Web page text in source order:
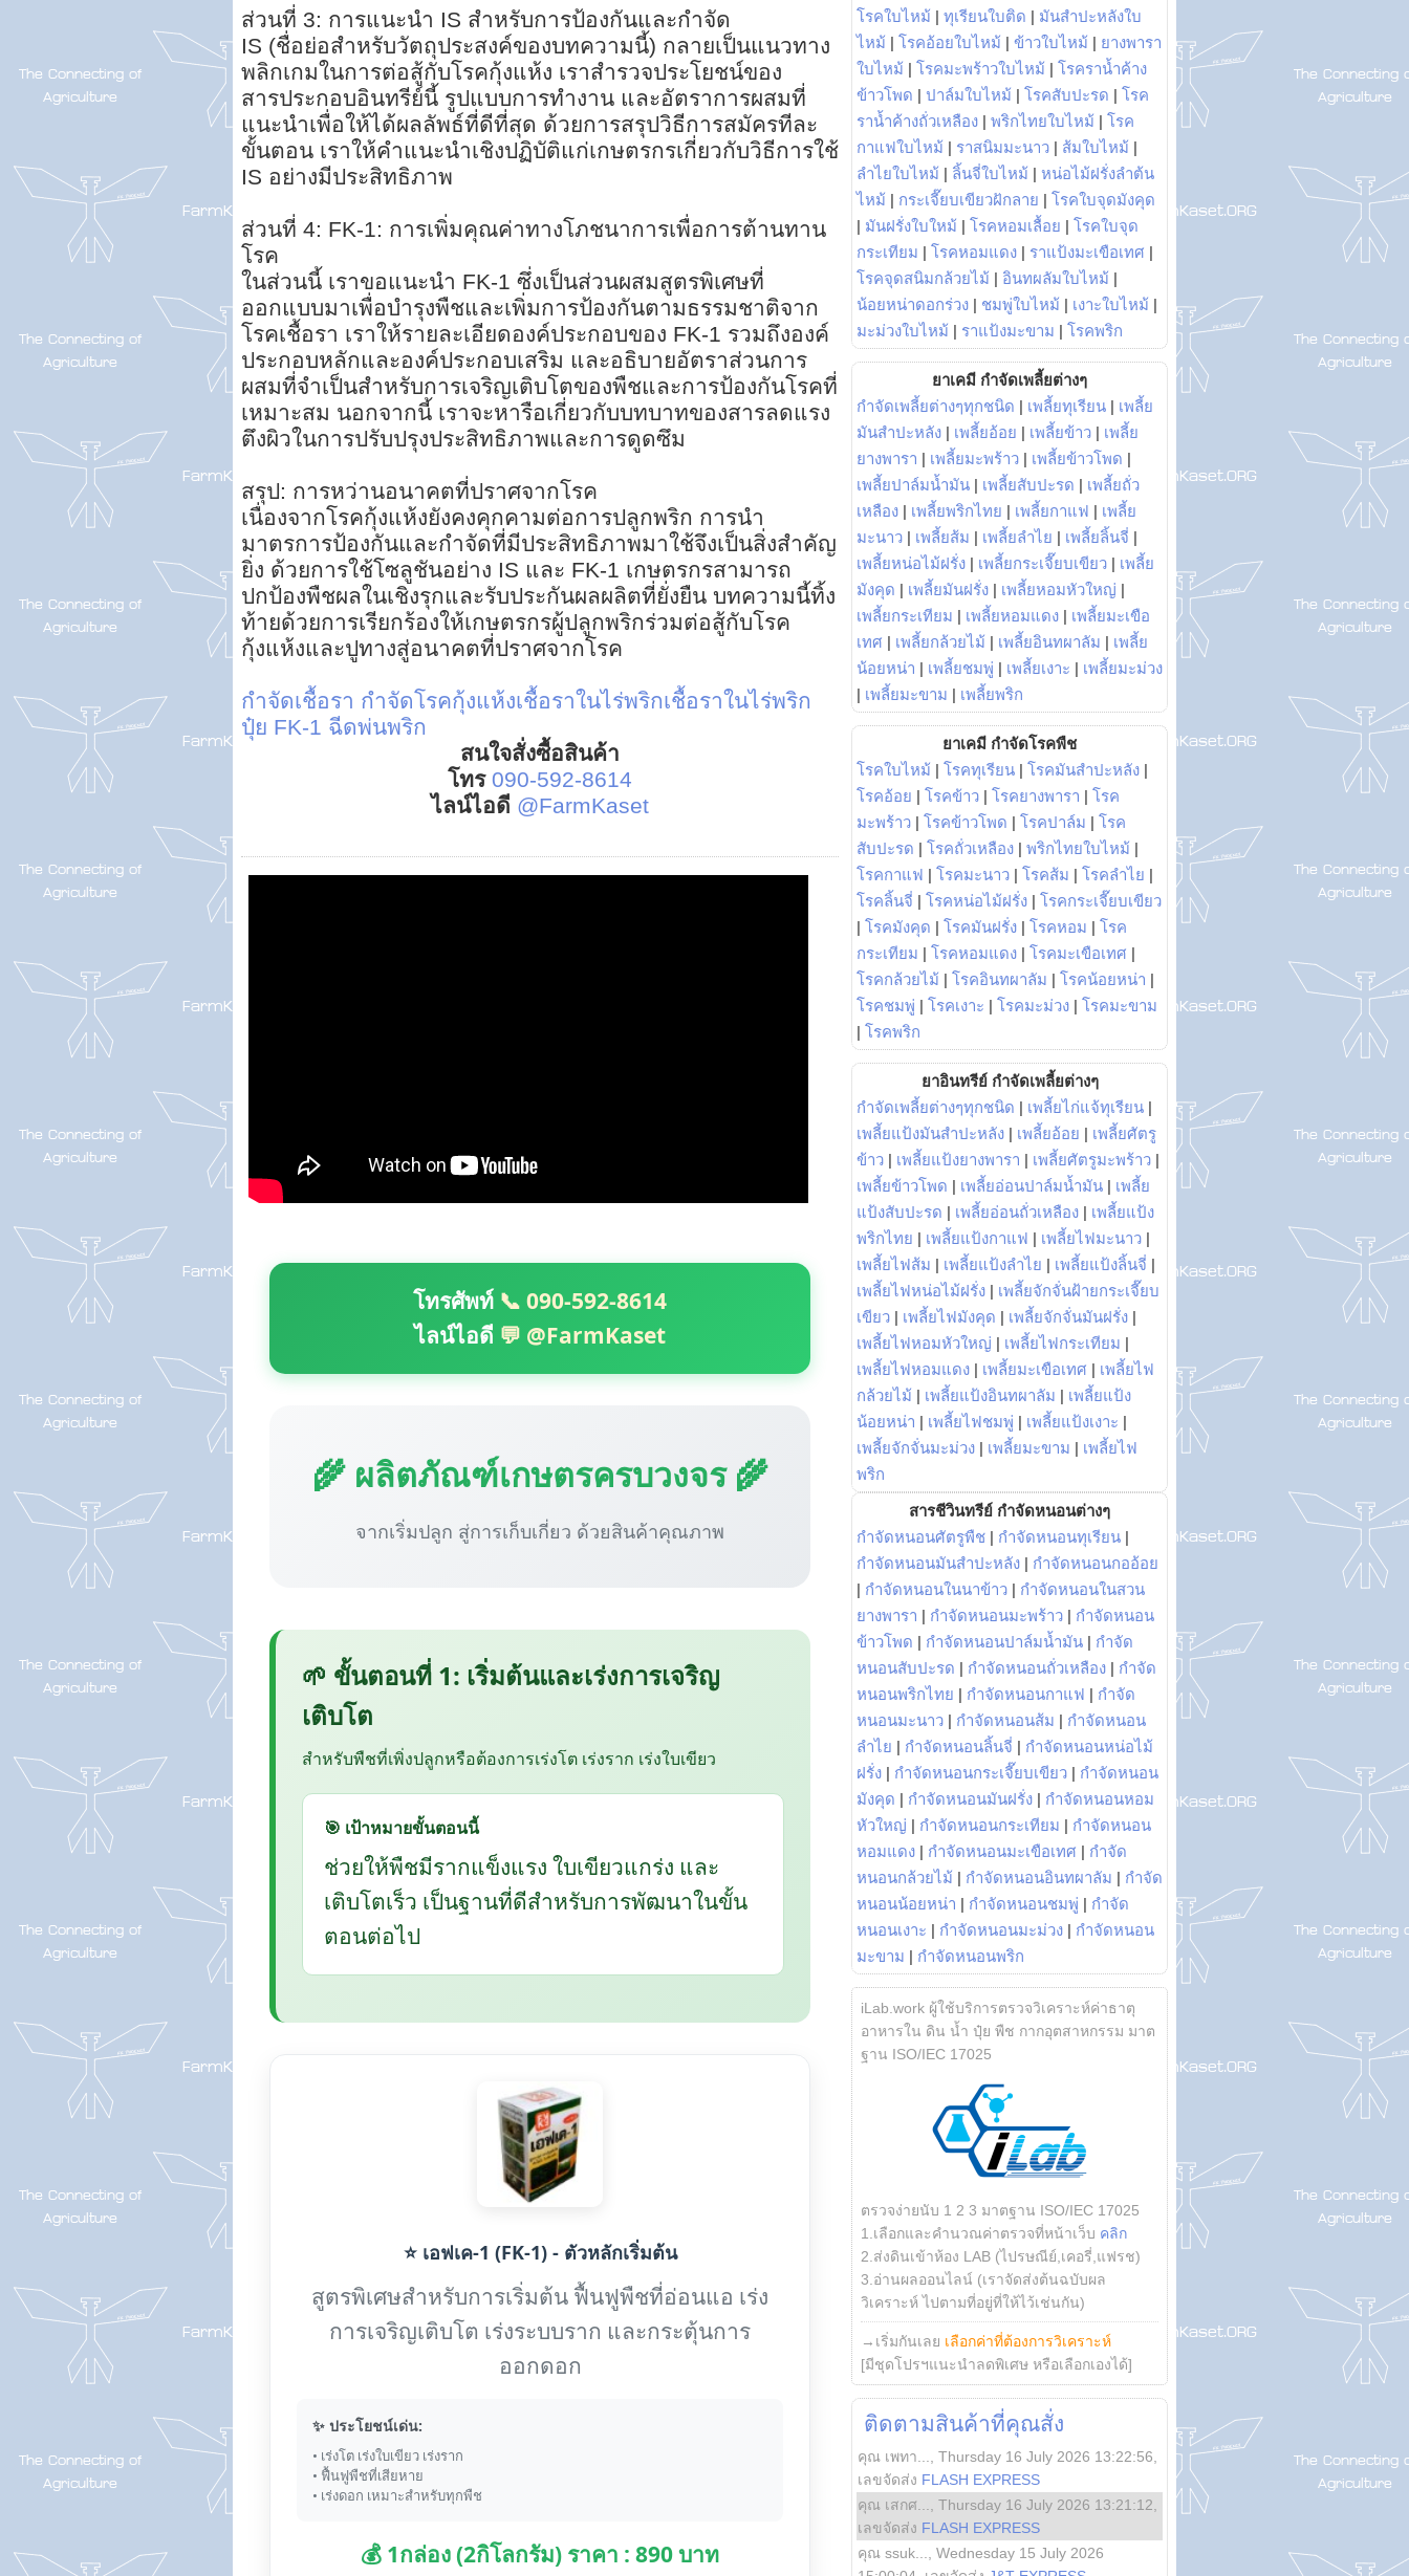
ส่วนที่ 3: การแนะนำ IS สำหรับการป้องกันและกำจัด
IS (ชื่อย่อสำหรับวัตถุประสงค์ของบทความนี้) กลายเป็นแนวทาง
พลิกเกมในการต่อสู้กับโรคกุ้งแห้ง เราสำรวจประโยชน์ของ
สารประกอบอินทรีย์นี้ รูปแบบการทำงาน และอัตราการผสมที่
แนะนำเพื่อให้ได้ผลลัพธ์ที่ดีที่สุด ด้วยการสรุปวิธีการสมัครทีละ
ขั้นตอน เราให้คำแนะนำเชิงปฏิบัติแก่เกษตรกรเกี่ยวกับวิธีการใช้
IS อย่างมีประสิทธิภาพ
ส่วนที่ 4: FK-1: การเพิ่มคุณค่าทางโภชนาการเพื่อการต้านทาน
โรค
ในส่วนนี้ เราขอแนะนำ FK-1 ซึ่งเป็นส่วนผสมสูตรพิเศษที่
ออกแบบมาเพื่อบำรุงพืชและเพิ่มการป้องกันตามธรรมชาติจาก
โรคเชื้อรา เราให้รายละเอียดองค์ประกอบของ FK-1 รวมถึงองค์
ประกอบหลักและองค์ประกอบเสริม และอธิบายอัตราส่วนการ
ผสมที่จำเป็นสำหรับการเจริญเติบโตของพืชและการป้องกันโรคที่
เหมาะสม นอกจากนี้ เราจะหารือเกี่ยวกับบทบาทของสารลดแรง
ตึงผิวในการปรับปรุงประสิทธิภาพและการดูดซึม
สรุป: การหว่านอนาคตที่ปราศจากโรค
เนื่องจากโรคกุ้งแห้งยังคงคุกคามต่อการปลูกพริก การนำ
มาตรการป้องกันและกำจัดที่มีประสิทธิภาพมาใช้จึงเป็นสิ่งสำคัญ
ยิ่ง ด้วยการใช้โซลูชันอย่าง IS และ FK-1 เกษตรกรสามารถ
ปกป้องพืชผลในเชิงรุกและรับประกันผลผลิตที่ยั่งยืน บทความนี้ทิ้ง
ท้ายด้วยการเรียกร้องให้เกษตรกรผู้ปลูกพริกร่วมต่อสู้กับโรค
กุ้งแห้งและปูทางสู่อนาคตที่ปราศจากโรค
กำจัดเชื้อรา กำจัดโรคกุ้งแห้งเชื้อราในไร่พริกเชื้อราในไร่พริก
ปุ๋ย FK-1 ฉีดพ่นพริก
สนใจสั่งซื้อสินค้า
โทร 090-592-8614
ไลน์ไอดี @FarmKaset
โทรศัพท์ 📞 090-592-8614
ไลน์ไอดี 💬 @FarmKaset
🌾 ผลิตภัณฑ์เกษตรครบวงจร 🌾
จากเริ่มปลูก สู่การเก็บเกี่ยว ด้วยสินค้าคุณภาพ
🌱 ขั้นตอนที่ 1: เริ่มต้นและเร่งการเจริญ
เติบโต
สำหรับพืชที่เพิ่งปลูกหรือต้องการเร่งโต เร่งราก เร่งใบเขียว
🎯 เป้าหมายขั้นตอนนี้
ช่วยให้พืชมีรากแข็งแรง ใบเขียวแกร่ง และ
เติบโตเร็ว เป็นฐานที่ดีสำหรับการพัฒนาในขั้น
ตอนต่อไป
⭐ เอฟเค-1 (FK-1) - ตัวหลักเริ่มต้น
สูตรพิเศษสำหรับการเริ่มต้น ฟื้นฟูพืชที่อ่อนแอ เร่ง
การเจริญเติบโต เร่งระบบราก และกระตุ้นการ
ออกดอก
✨ ประโยชน์เด่น:
• เร่งโต เร่งใบเขียว เร่งราก
• ฟื้นฟูพืชที่เสียหาย
• เร่งดอก เหมาะสำหรับทุกพืช
💰 1กล่อง (2กิโลกรัม) ราคา : 890 บาท
โรคใบไหม้ | ทุเรียนใบติด | มันสำปะหลังใบ
ไหม้ | โรคอ้อยใบไหม้ | ข้าวใบไหม้ | ยางพารา
ใบไหม้ | โรคมะพร้าวใบไหม้ | โรคราน้ำค้าง
ข้าวโพด | ปาล์มใบไหม้ | โรคสับปะรด | โรค
ราน้ำค้างถั่วเหลือง | พริกไทยใบไหม้ | โรค
กาแฟใบไหม้ | ราสนิมมะนาว | ส้มใบไหม้ |
ลำไยใบไหม้ | ลิ้นจี่ใบไหม้ | หน่อไม้ฝรั่งลำต้น
ไหม้ | กระเจี๊ยบเขียวฝักลาย | โรคใบจุดมังคุด
| มันฝรั่งใบใหม้ | โรคหอมเลื้อย | โรคใบจุด
กระเทียม | โรคหอมแดง | ราแป้งมะเขือเทศ |
โรคจุดสนิมกล้วยไม้ | อินทผลัมใบไหม้ |
น้อยหน่าดอกร่วง | ชมพู่ใบไหม้ | เงาะใบไหม้ |
มะม่วงใบไหม้ | ราแป้งมะขาม | โรคพริก
ยาเคมี กำจัดเพลี้ยต่างๆ
กำจัดเพลี้ยต่างๆทุกชนิด | เพลี้ยทุเรียน | เพลี้ย
มันสำปะหลัง | เพลี้ยอ้อย | เพลี้ยข้าว | เพลี้ย
ยางพารา | เพลี้ยมะพร้าว | เพลี้ยข้าวโพด |
เพลี้ยปาล์มน้ำมัน | เพลี้ยสับปะรด | เพลี้ยถั่ว
เหลือง | เพลี้ยพริกไทย | เพลี้ยกาแฟ | เพลี้ย
มะนาว | เพลี้ยส้ม | เพลี้ยลำไย | เพลี้ยลิ้นจี่ |
เพลี้ยหน่อไม้ฝรั่ง | เพลี้ยกระเจี๊ยบเขียว | เพลี้ย
มังคุด | เพลี้ยมันฝรั่ง | เพลี้ยหอมหัวใหญ่ |
เพลี้ยกระเทียม | เพลี้ยหอมแดง | เพลี้ยมะเขือ
เทศ | เพลี้ยกล้วยไม้ | เพลี้ยอินทผาลัม | เพลี้ย
น้อยหน่า | เพลี้ยชมพู่ | เพลี้ยเงาะ | เพลี้ยมะม่วง
| เพลี้ยมะขาม | เพลี้ยพริก
ยาเคมี กำจัดโรคพืช
โรคใบไหม้ | โรคทุเรียน | โรคมันสำปะหลัง |
โรคอ้อย | โรคข้าว | โรคยางพารา | โรค
มะพร้าว | โรคข้าวโพด | โรคปาล์ม | โรค
สับปะรด | โรคถั่วเหลือง | พริกไทยใบไหม้ |
โรคกาแฟ | โรคมะนาว | โรคส้ม | โรคลำไย |
โรคลิ้นจี่ | โรคหน่อไม้ฝรั่ง | โรคกระเจี๊ยบเขียว
| โรคมังคุด | โรคมันฝรั่ง | โรคหอม | โรค
กระเทียม | โรคหอมแดง | โรคมะเขือเทศ |
โรคกล้วยไม้ | โรคอินทผาลัม | โรคน้อยหน่า |
โรคชมพู่ | โรคเงาะ | โรคมะม่วง | โรคมะขาม
| โรคพริก
ยาอินทรีย์ กำจัดเพลี้ยต่างๆ
กำจัดเพลี้ยต่างๆทุกชนิด | เพลี้ยไก่แจ้ทุเรียน |
เพลี้ยแป้งมันสำปะหลัง | เพลี้ยอ้อย | เพลี้ยศัตรู
ข้าว | เพลี้ยแป้งยางพารา | เพลี้ยศัตรูมะพร้าว |
เพลี้ยข้าวโพด | เพลี้ยอ่อนปาล์มน้ำมัน | เพลี้ย
แป้งสับปะรด | เพลี้ยอ่อนถั่วเหลือง | เพลี้ยแป้ง
พริกไทย | เพลี้ยแป้งกาแฟ | เพลี้ยไฟมะนาว |
เพลี้ยไฟส้ม | เพลี้ยแป้งลำไย | เพลี้ยแป้งลิ้นจี่ |
เพลี้ยไฟหน่อไม้ฝรั่ง | เพลี้ยจักจั่นฝ้ายกระเจี๊ยบ
เขียว | เพลี้ยไฟมังคุด | เพลี้ยจักจั่นมันฝรั่ง |
เพลี้ยไฟหอมหัวใหญ่ | เพลี้ยไฟกระเทียม |
เพลี้ยไฟหอมแดง | เพลี้ยมะเขือเทศ | เพลี้ยไฟ
กล้วยไม้ | เพลี้ยแป้งอินทผาลัม | เพลี้ยแป้ง
น้อยหน่า | เพลี้ยไฟชมพู่ | เพลี้ยแป้งเงาะ |
เพลี้ยจักจั่นมะม่วง | เพลี้ยมะขาม | เพลี้ยไฟ
พริก
สารชีวินทรีย์ กำจัดหนอนต่างๆ
กำจัดหนอนศัตรูพืช | กำจัดหนอนทุเรียน |
กำจัดหนอนมันสำปะหลัง | กำจัดหนอนกออ้อย
| กำจัดหนอนในนาข้าว | กำจัดหนอนในสวน
ยางพารา | กำจัดหนอนมะพร้าว | กำจัดหนอน
ข้าวโพด | กำจัดหนอนปาล์มน้ำมัน | กำจัด
หนอนสับปะรด | กำจัดหนอนถั่วเหลือง | กำจัด
หนอนพริกไทย | กำจัดหนอนกาแฟ | กำจัด
หนอนมะนาว | กำจัดหนอนส้ม | กำจัดหนอน
ลำไย | กำจัดหนอนลิ้นจี่ | กำจัดหนอนหน่อไม้
ฝรั่ง | กำจัดหนอนกระเจี๊ยบเขียว | กำจัดหนอน
มังคุด | กำจัดหนอนมันฝรั่ง | กำจัดหนอนหอม
หัวใหญ่ | กำจัดหนอนกระเทียม | กำจัดหนอน
หอมแดง | กำจัดหนอนมะเขือเทศ | กำจัด
หนอนกล้วยไม้ | กำจัดหนอนอินทผาลัม | กำจัด
หนอนน้อยหน่า | กำจัดหนอนชมพู่ | กำจัด
หนอนเงาะ | กำจัดหนอนมะม่วง | กำจัดหนอน
มะขาม | กำจัดหนอนพริก
iLab.work ผู้ใช้บริการตรวจวิเคราะห์ค่าธาตุ
อาหารใน ดิน น้ำ ปุ๋ย พืช กากอุตสาหกรรม มาต
ฐาน ISO/IEC 17025
ตรวจง่ายนับ 1 2 3 มาตฐาน ISO/IEC 17025
1.เลือกและคำนวณค่าตรวจที่หน้าเว็บ คลิก
2.ส่งดินเข้าห้อง LAB (ไปรษณีย์,เคอรี่,แฟรช)
3.อ่านผลออนไลน์ (เราจัดส่งต้นฉบับผล
วิเคราะห์ ไปตามที่อยู่ที่ให้ไว้เช่นกัน)
→เริ่มกันเลย เลือกค่าที่ต้องการวิเคราะห์
[มีชุดโปรฯแนะนำลดพิเศษ หรือเลือกเองได้]
ติดตามสินค้าที่คุณสั่ง
คุณ เพทา... Thursday 16 July 2026 13:22:56
เลขจัดส่ง FLASH EXPRESS
คุณ เสกศ...
Thursday 16 July 2026 13:21:12
เลขจัดส่ง FLASH EXPRESS
คุณ ssuk...
Wednesday 15 July 2026